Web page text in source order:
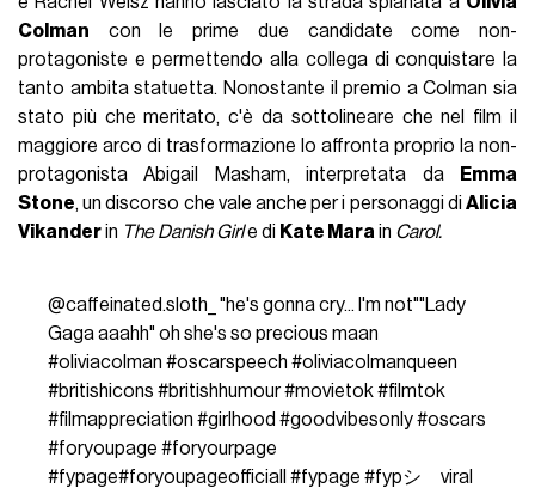
Colman con le prime due candidate come non-
protagoniste e permettendo alla collega di conquistare la
tanto ambita statuetta. Nonostante il premio a Colman sia
stato più che meritato, c'è da sottolineare che nel film il
maggiore arco di trasformazione lo affronta proprio la non-
protagonista Abigail Masham, interpretata da
Emma
Stone, un discorso che vale anche per i personaggi di Alicia
Vikanderin The Danish Girle di Kate Mara in Carol.
@caffeinated.sloth_
"he's gonna cry... I'm not""Lady
Gaga aaahh" oh she's so precious maan
#oliviacolman #oscarspeech #oliviacolmanqueen
#britishicons #britishhumour#movietok #filmtok
#filmappreciation #girlhood #goodvibesonly#oscars
#foryoupage #foryourpage
#fypage#foryoupageofficiall #fypage #fypシ゚viral